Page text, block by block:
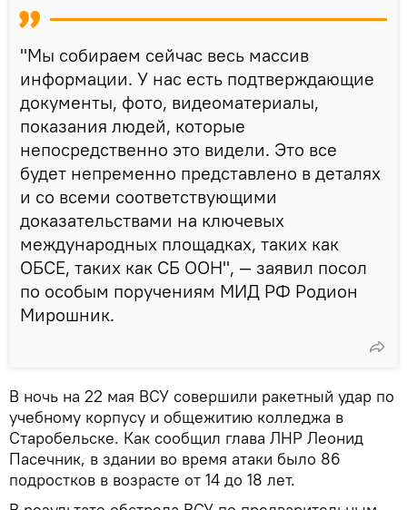
"Мы собираем сейчас весь массив
информации. У нас есть подтверждающие
документы, фото, видеоматериалы,
показания людей, которые
непосредственно это видели. Это все
будет непременно представлено в деталях
и со всеми соответствующими
доказательствами на ключевых
международных площадках, таких как
ОБСЕ, таких как СБ ООН", — заявил посол
по особым поручениям МИД РФ Родион
Мирошник.
В ночь на 22 мая ВСУ совершили ракетный удар по
учебному корпусу и общежитию колледжа в
Старобельске. Как сообщил глава ЛНР Леонид
Пасечник, в здании во время атаки было 86
подростков в возрасте от 14 до 18 лет.